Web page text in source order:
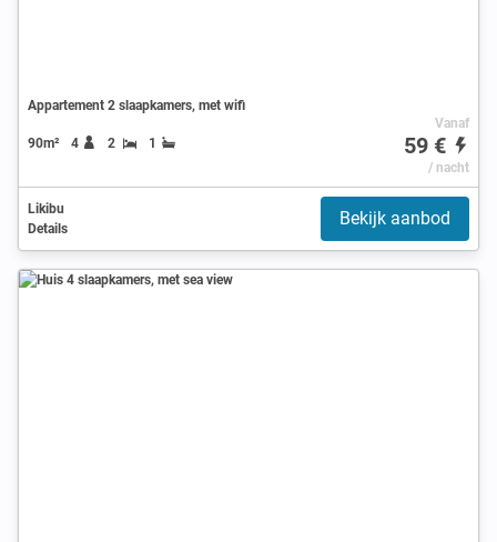
Appartement 2 slaapkamers, met wifi
90m² 4 2 1
Vanaf
59 €
/ nacht
Likibu
Details
Bekijk aanbod